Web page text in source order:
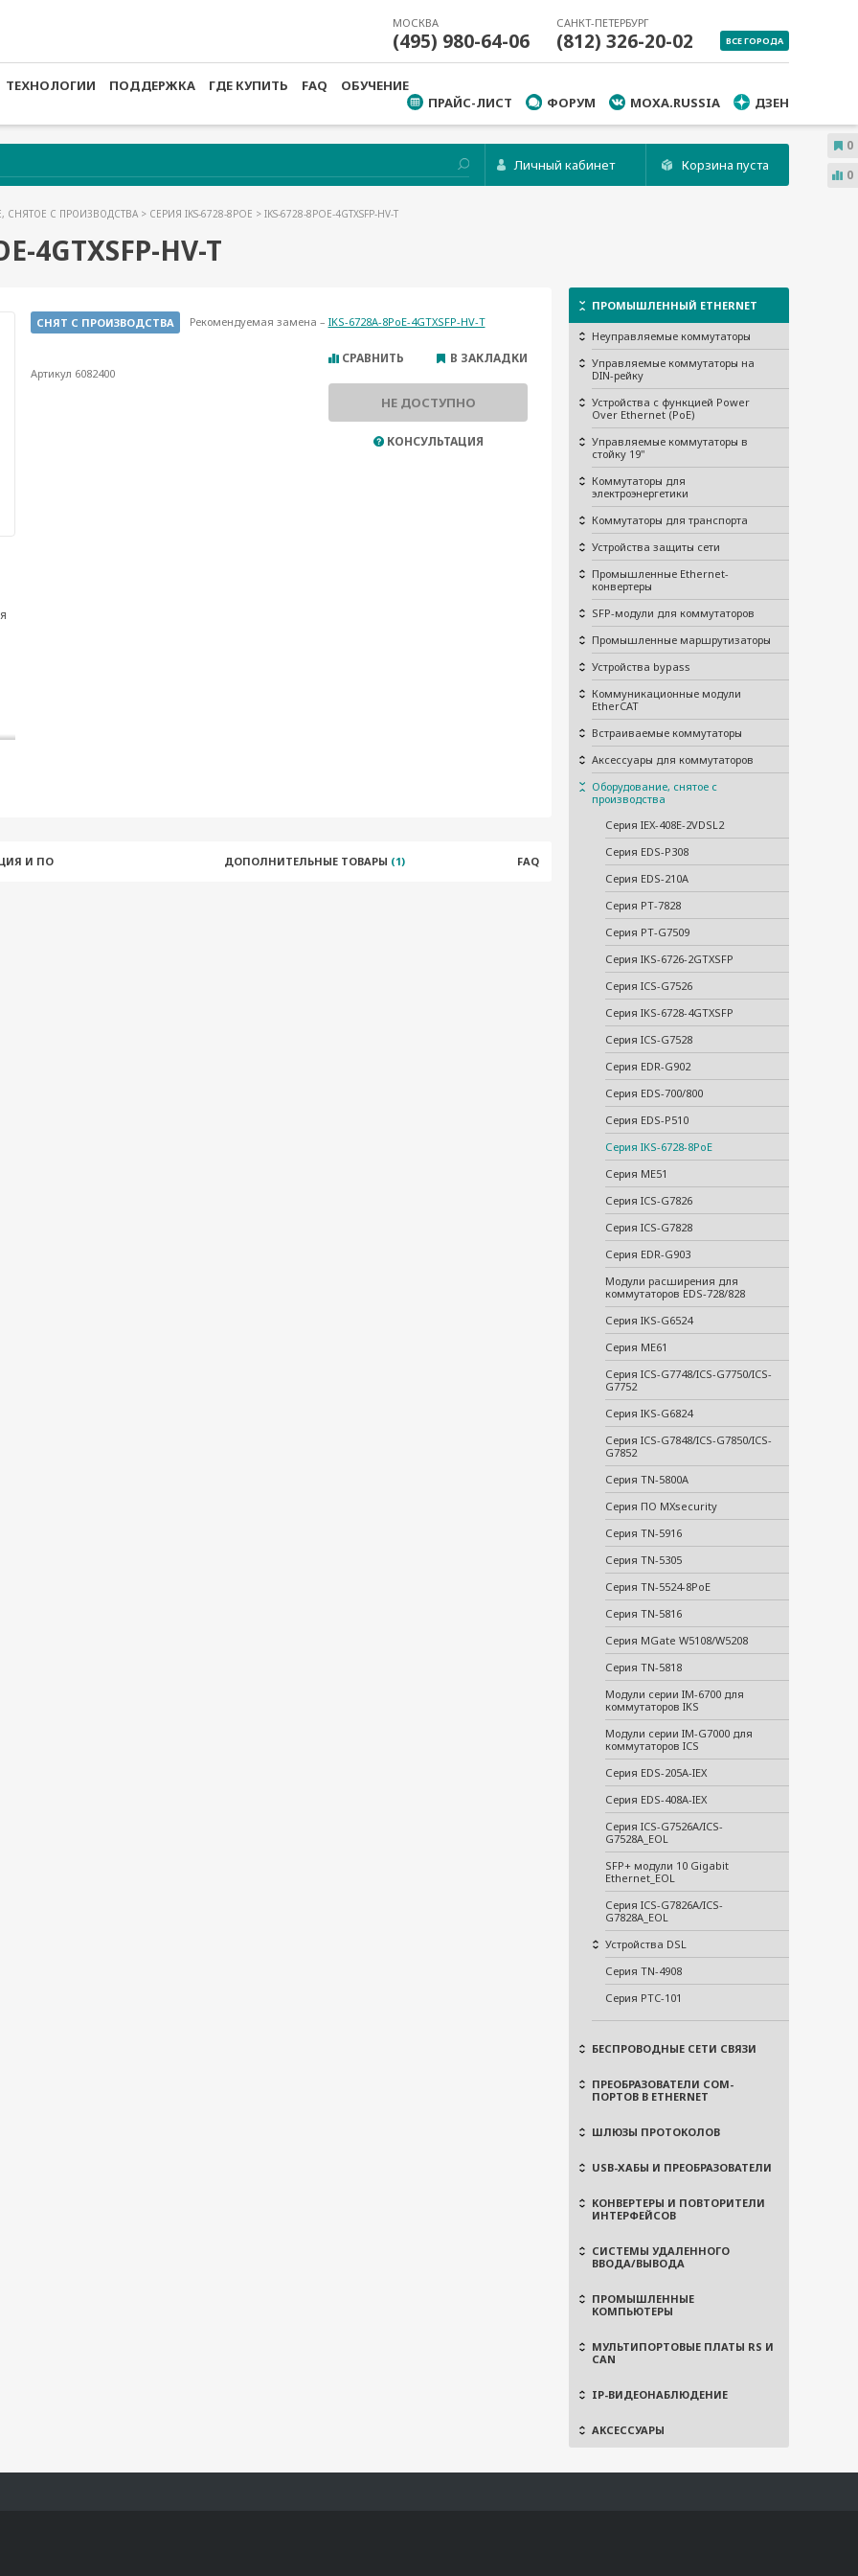
МОСКВА
(495) 980-64-06
САНКТ-ПЕТЕРБУРГ
(812) 326-20-02 ВСЕ ГОРОДА
ТЕХНОЛОГИИ ПОДДЕРЖКА ГДЕ КУПИТЬ FAQ
ОБУЧЕНИЕ
ПРАЙС-ЛИСТ
ФОРУМ MOXA.RUSSIA ДЗЕН
Личный кабинет Корзина пуста
СНЯТОЕ С ПРОИЗВОДСТВА > СЕРИЯ IKS-6728-8POE > IKS-6728-8POE-4GTXSFP-HV-T
4GTXSFP-HV-T
ПРОМЫШЛЕННЫЙ ETHERNET
Неуправляемые коммутаторы
Управляемые коммутаторы на
DIN-рейку
Устройства с функцией Power
Over Ethernet (PoE)
Управляемые коммутаторы в
стойку 19"
Коммутаторы для
электроэнергетики
Коммутаторы для транспорта
Устройства защиты сети
Промышленные Ethernet-
конвертеры
SFP-модули для коммутаторов
Промышленные маршрутизаторы
Устройства bypass
Коммуникационные модули
EtherCAT
Встраиваемые коммутаторы
Аксессуары для коммутаторов
Оборудование, снятое с
производства
Серия IEX-408E-2VDSL2
Серия EDS-P308
Серия EDS-210A
Серия PT-7828
Серия PT-G7509
Серия IKS-6726-2GTXSFP
Серия ICS-G7526
Серия IKS-6728-4GTXSFP
Серия ICS-G7528
Серия EDR-G902
Серия EDS-700/800
Серия EDS-P510
Серия IKS-6728-8PoE
Серия ME51
Серия ICS-G7826
Серия ICS-G7828
Серия EDR-G903
Модули расширения для
коммутаторов EDS-728/828
Серия IKS-G6524
Серия ME61
Серия ICS-G7748/ICS-G7750/ICS-
G7752
Серия IKS-G6824
Серия ICS-G7848/ICS-G7850/ICS-
G7852
Серия TN-5800A
Серия ПО MXsecurity
Серия TN-5916
Серия TN-5305
Серия TN-5524-8PoE
Серия TN-5816
Серия MGate W5108/W5208
Серия TN-5818
Модули серии IM-6700 для
коммутаторов IKS
Модули серии IM-G7000 для
коммутаторов ICS
Серия EDS-205A-IEX
Серия EDS-408A-IEX
Серия ICS-G7526A/ICS-
G7528A_EOL
SFP+ модули 10 Gigabit
Ethernet_EOL
Серия ICS-G7826A/ICS-
G7828A_EOL
Устройства DSL
Серия TN-4908
Серия PTC-101
БЕСПРОВОДНЫЕ СЕТИ СВЯЗИ
ПРЕОБРАЗОВАТЕЛИ COM-
ПОРТОВ В ETHERNET
ШЛЮЗЫ ПРОТОКОЛОВ
USB-ХАБЫ И ПРЕОБРАЗОВАТЕЛИ
КОНВЕРТЕРЫ И ПОВТОРИТЕЛИ
ИНТЕРФЕЙСОВ
СИСТЕМЫ УДАЛЕННОГО
ВВОДА/ВЫВОДА
ПРОМЫШЛЕННЫЕ
КОМПЬЮТЕРЫ
МУЛЬТИПОРТОВЫЕ ПЛАТЫ RS И
CAN
IP-ВИДЕОНАБЛЮДЕНИЕ
АКСЕССУАРЫ
СНЯТ С ПРОИЗВОДСТВА Рекомендуемая замена – IKS-6728A-8PoE-4GTXSFP-HV-T
Артикул 6082400
СРАВНИТЬ В ЗАКЛАДКИ
НЕ ДОСТУПНО
КОНСУЛЬТАЦИЯ
И ПО ДОПОЛНИТЕЛЬНЫЕ ТОВАРЫ (1) FAQ
0
0